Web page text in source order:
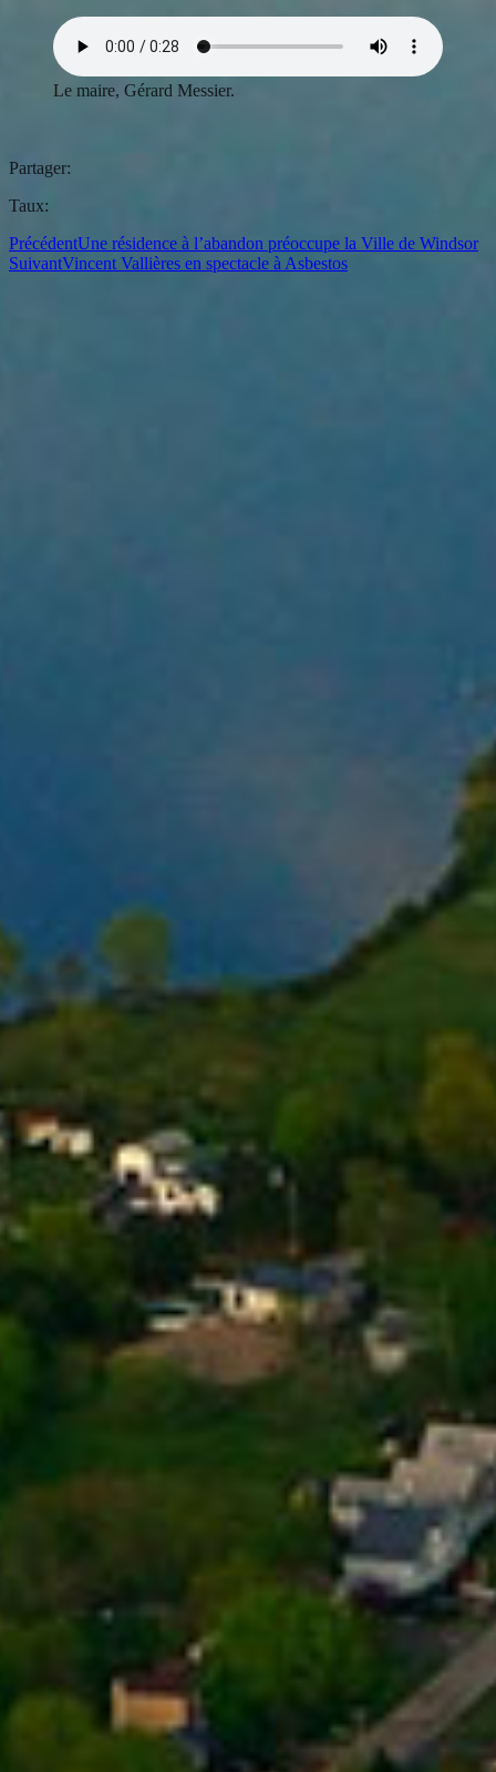
Le maire, Gérard Messier.
Partager:
Taux:
PrécédentUne résidence à l’abandon préoccupe la Ville de Windsor
SuivantVincent Vallières en spectacle à Asbestos